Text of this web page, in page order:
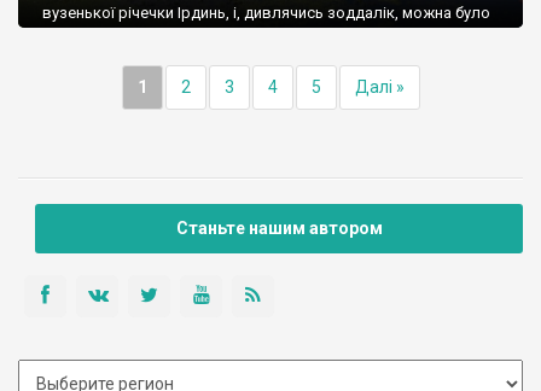
вузенької річечки Ірдинь, і, дивлячись зоддалік, можна було
1 2 3 4 5 Далі »
Станьте нашим автором